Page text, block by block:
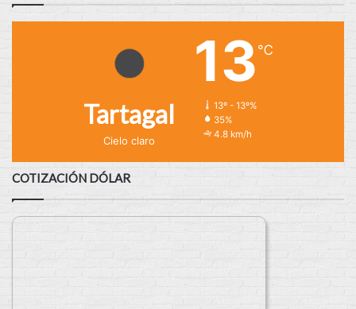
Tartagal
Cielo claro
13 ℃
13º - 13º%
35%
4.8 km/h
COTIZACIÓN DÓLAR